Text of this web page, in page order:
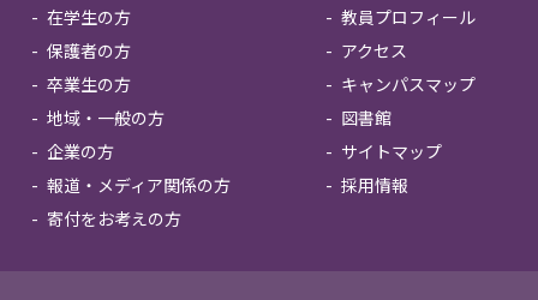
在学生の方
保護者の方
卒業生の方
地域・一般の方
企業の方
報道・メディア関係の方
寄付をお考えの方
教員プロフィール
アクセス
キャンパスマップ
図書館
サイトマップ
採用情報